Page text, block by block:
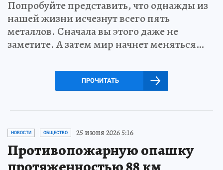
Попробуйте представить, что однажды из
нашей жизни исчезнут всего пять
металлов. Сначала вы этого даже не
заметите. А затем мир начнет меняться…
ПРОЧИТАТЬ
НОВОСТИ ОБЩЕСТВО 25 июня 2026 5:16
Противопожарную опашку